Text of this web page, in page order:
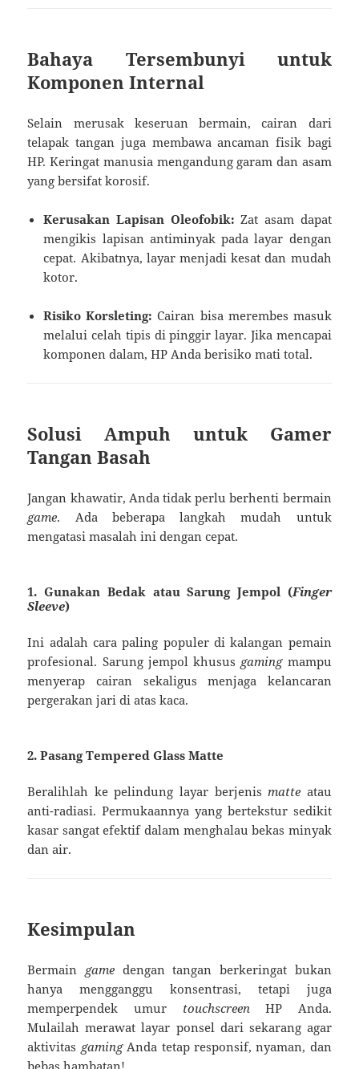
Bahaya Tersembunyi untuk
Komponen Internal
Selain merusak keseruan bermain, cairan dari
telapak tangan juga membawa ancaman fisik bagi
HP. Keringat manusia mengandung garam dan asam
yang bersifat korosif.
Kerusakan Lapisan Oleofobik: Zat asam dapat
mengikis lapisan antiminyak pada layar dengan
cepat. Akibatnya, layar menjadi kesat dan mudah
kotor.
Risiko Korsleting: Cairan bisa merembes masuk
melalui celah tipis di pinggir layar. Jika mencapai
komponen dalam, HP Anda berisiko mati total.
Solusi Ampuh untuk Gamer
Tangan Basah
Jangan khawatir, Anda tidak perlu berhenti bermain
game. Ada beberapa langkah mudah untuk
mengatasi masalah ini dengan cepat.
1. Gunakan Bedak atau Sarung Jempol (Finger
Sleeve)
Ini adalah cara paling populer di kalangan pemain
profesional. Sarung jempol khusus gamingmampu
menyerap cairan sekaligus menjaga kelancaran
pergerakan jari di atas kaca.
2. Pasang Tempered Glass Matte
Beralihlah ke pelindung layar berjenis matte atau
anti-radiasi. Permukaannya yang bertekstur sedikit
kasar sangat efektif dalam menghalau bekas minyak
dan air.
Kesimpulan
Bermain game dengan tangan berkeringat bukan
hanya mengganggu konsentrasi, tetapi juga
memperpendek umur touchscreen HP Anda.
Mulailah merawat layar ponsel dari sekarang agar
aktivitas gamingAnda tetap responsif, nyaman, dan
bebas hambatan!